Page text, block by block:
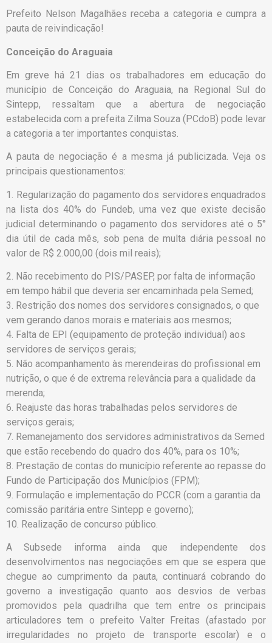
Prefeito Nelson Magalhães receba a categoria e cumpra a
pauta de reivindicação!
Conceição do Araguaia
Em greve há 21 dias os trabalhadores em educação do
município de Conceição do Araguaia, na Regional Sul do
Sintepp, ressaltam que a abertura de negociação
estabelecida com a prefeita Zilma Souza (PCdoB) pode levar
a categoria a ter importantes conquistas.
A pauta de negociação é a mesma já publicizada. Veja os
principais questionamentos:
1. Regularização do pagamento dos servidores enquadrados
na lista dos 40% do Fundeb, uma vez que existe decisão
judicial determinando o pagamento dos servidores até o 5°
dia útil de cada mês, sob pena de multa diária pessoal no
valor de R$ 2.000,00 (dois mil reais);
2. Não recebimento do PIS/PASEP, por falta de informação
em tempo hábil que deveria ser encaminhada pela Semed;
3. Restrição dos nomes dos servidores consignados, o que
vem gerando danos morais e materiais aos mesmos;
4. Falta de EPI (equipamento de proteção individual) aos
servidores de serviços gerais;
5. Não acompanhamento às merendeiras do profissional em
nutrição, o que é de extrema relevância para a qualidade da
merenda;
6. Reajuste das horas trabalhadas pelos servidores de
serviços gerais;
7. Remanejamento dos servidores administrativos da Semed
que estão recebendo do quadro dos 40%, para os 10%;
8. Prestação de contas do município referente ao repasse do
Fundo de Participação dos Municípios (FPM);
9. Formulação e implementação do PCCR (com a garantia da
comissão paritária entre Sintepp e governo);
10. Realização de concurso público.
A Subsede informa ainda que independente dos
desenvolvimentos nas negociações em que se espera que
chegue ao cumprimento da pauta, continuará cobrando do
governo a investigação quanto aos desvios de verbas
promovidos pela quadrilha que tem entre os principais
articuladores tem o prefeito Valter Freitas (afastado por
irregularidades no projeto de transporte escolar) e o